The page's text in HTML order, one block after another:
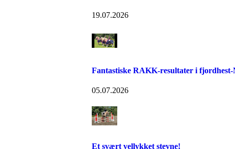
19.07.2026
Fantastiske RAKK-resultater i
05.07.2026
Et svært vellykket stevne!